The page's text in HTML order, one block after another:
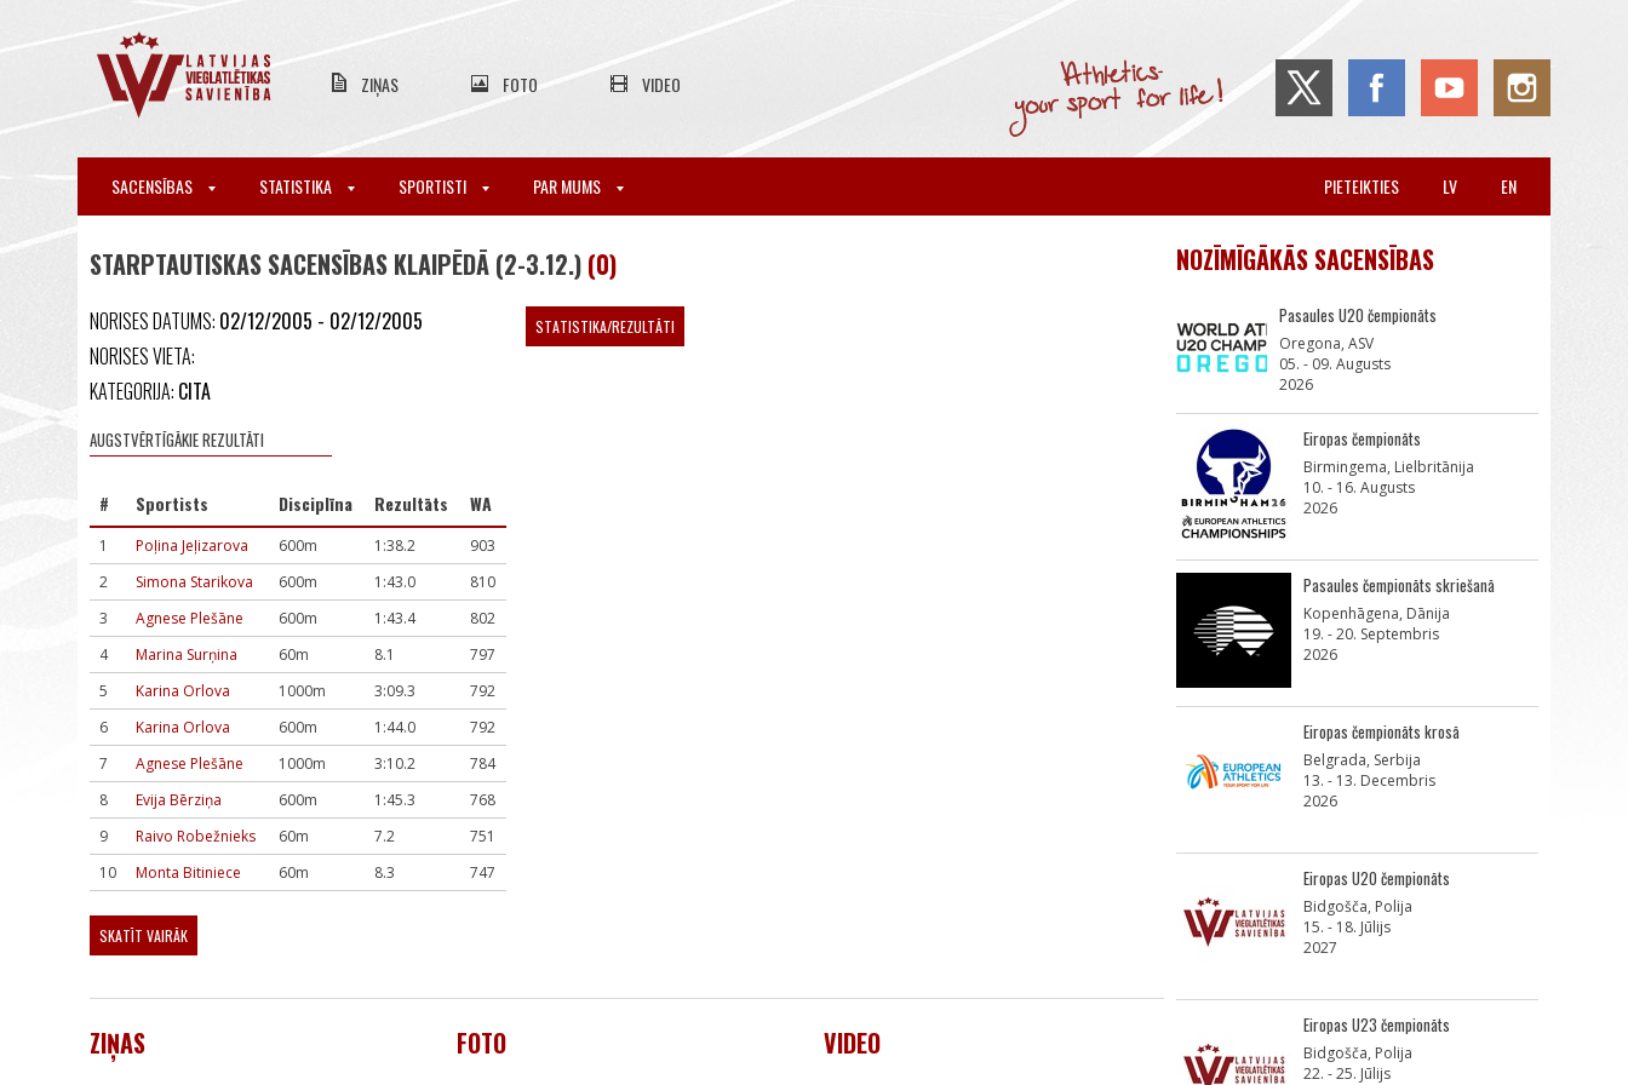
ZIŅAS FOTO VIDEO
SACENSĪBAS STATISTIKA SPORTISTI PAR MUMS EN
LV
PIETEIKTIES
STARPTAUTISKAS SACENSĪBAS KLAIPĒDĀ (2-3.12.) (0)
NORISES DATUMS: 02/12/2005 - 02/12/2005
NORISES VIETA:
KATEGORIJA: CITA
AUGSTVĒRTĪGĀKIE REZULTĀTI
# Sportists Disciplīna Rezultāts WA
1 Poļina Jeļizarova 600m 1:38.2
903
2
Simona Starikova 600m 1:43.0
810
3
Agnese Plešāne 600m 1:43.4
802
4
Marina Surņina 60m 8.1
797
5
Karina Orlova 1000m 3:09.3
792
6
Karina Orlova 600m 1:44.0
792
7
Agnese Plešāne 1000m 3:10.2
784
8
Evija Bērziņa 600m 1:45.3
768
9
Raivo Robežnieks 60m 7.2
751
10
Monta Bitiniece 60m 8.3 747
SKATĪT VAIRĀK
STATISTIKA/REZULTĀTI
ZIŅAS FOTO VIDEO
NOZĪMĪGĀKĀS SACENSĪBAS
Pasaules U20 čempionāts
Oregona, ASV
05. - 09. Augusts
2026
Eiropas čempionāts
Birmingema, Lielbritānija
10. - 16. Augusts
2026
Pasaules čempionāts skriešanā
Kopenhāgena, Dānija
19. - 20. Septembris
2026
Eiropas čempionāts krosā
Belgrada, Serbija
13. - 13. Decembris
2026
Eiropas U20 čempionāts
Bidgošča, Polija
15. - 18. Jūlijs
2027
Eiropas U23 čempionāts
Bidgošča, Polija
22. - 25. Jūlijs